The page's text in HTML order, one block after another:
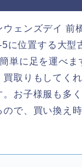
ウェンズデイ 前
に位置する大型
単に足を運べま
買取りもしてく
。お子様服も多
で、買い換え